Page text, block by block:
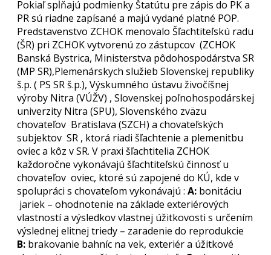
Pokiaľ spĺňajú podmienky Štatútu pre zápis do PK a
PR sú riadne zapísané a majú vydané platné POP.
Predstavenstvo ZCHOK menovalo Šľachtiteľskú radu
(ŠR) pri ZCHOK vytvorenú zo zástupcov (ZCHOK
Banská Bystrica, Ministerstva pôdohospodárstva SR
(MP SR),Plemenárskych služieb Slovenskej republiky
š.p. ( PS SR š.p.), Výskumného ústavu živočíšnej
výroby Nitra (VÚŽV) , Slovenskej poľnohospodárskej
univerzity Nitra (SPU), Slovenského zväzu
chovateľov Bratislava (SZCH) a chovateľských
subjektov SR , ktorá riadi šľachtenie a plemenitbu
oviec a kôz v SR. V praxi šľachtitelia ZCHOK
každoročne vykonávajú šľachtiteľskú činnosť u
chovateľov oviec, ktoré sú zapojené do KÚ, kde v
spolupráci s chovateľom vykonávajú : A: bonitáciu
jariek – ohodnotenie na základe exteriérových
vlastností a výsledkov vlastnej úžitkovosti s určením
výslednej elitnej triedy – zaradenie do reprodukcie
B: brakovanie bahníc na vek, exteriér a úžitkové